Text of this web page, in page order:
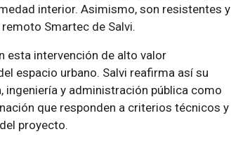
interior. Asimismo, son resistentes y
Smartec de Salvi.
esta intervención de alto valor
espacio urbano. Salvi reafirma así su
y administración pública como
que responden a criterios técnicos y
proyecto.